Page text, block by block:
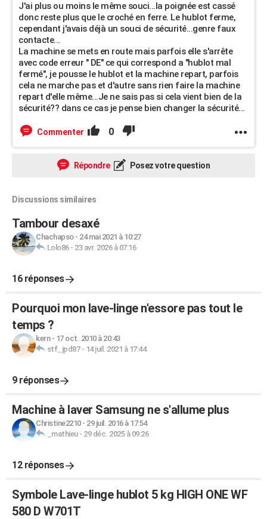
J'ai plus ou moins le même souci...la poignée est cassé
donc reste plus que le croché en ferre. Le hublot ferme,
cependant j'avais déjà un souci de sécurité...genre faux
contacte...
La machine se mets en route mais parfois elle s'arrête
avec code erreur " DE" ce qui correspond a "hublot mal
fermé", je pousse le hublot et la machine repart, parfois
cela ne marche pas et d'autre sans rien faire la machine
repart d'elle même...Je ne sais pas si cela vient bien de la
sécurité?? dans ce cas je pense bien changer la sécurité...
Commenter 0
Répondre Posez votre question
Discussions similaires
Tambour desaxé
Chachapso- 24 mai 2021 à 10:27
Lolo86- 23 avr. 2026 à 07:16
16 réponses
Pourquoi mon lave-linge n'essore pas tout le
temps ?
kern- 17 oct. 2010 à 20:43
stf_jpd87- 14 juil. 2021 à 17:44
9 réponses
Machine à laver Samsung ne s'allume plus
Christine2210- 29 juil. 2016 à 17:54
_mathieu- 29 déc. 2025 à 09:26
12 réponses
Symbole Lave-linge hublot 5 kg HIGH ONE WF
580 D W701T